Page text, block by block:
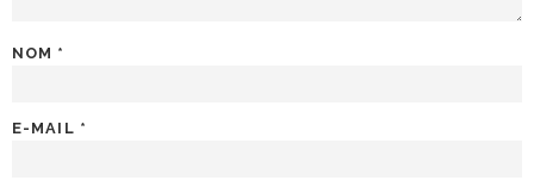
NOM *
E-MAIL *